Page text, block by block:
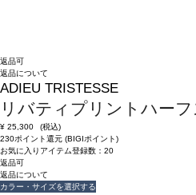
返品可
返品について
ADIEU TRISTESSE
リバティプリントハー
¥ 25,300
(税込)
230ポイント還元 (BIGIポイント)
お気に入りアイテム登録数： 20
返品可
返品について
カラー・サイズを選択する